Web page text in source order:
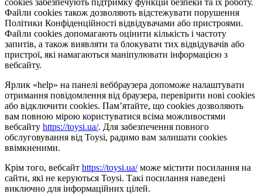
Файли cookies також дозволяють відстежувати порушення
Політики Конфіденційності відвідувачами або пристроями.
Файли cookies допомагають оцінити кількість і частоту
запитів, а також виявляти та блокувати тих відвідувачів або
пристрої, які намагаються маніпулювати інформацією з
вебсайту.
Ярлик «help» на панелі веббраузера допоможе налаштувати
отримання повідомлення від браузера, перевірити нові cookies
або відключити cookies. Пам’ятайте, що cookies дозволяють
вам повною мірою користуватися всіма можливостями
вебсайту https://toysi.ua/. Для забезпечення повного
обслуговування від Toysi, радимо вам залишати cookies
ввімкненими.
Крім того, вебсайт https://toysi.ua/може містити посилання на
сайти, які не керуються Toysi. Такі посилання наведені
виключно для інформаційних цілей.